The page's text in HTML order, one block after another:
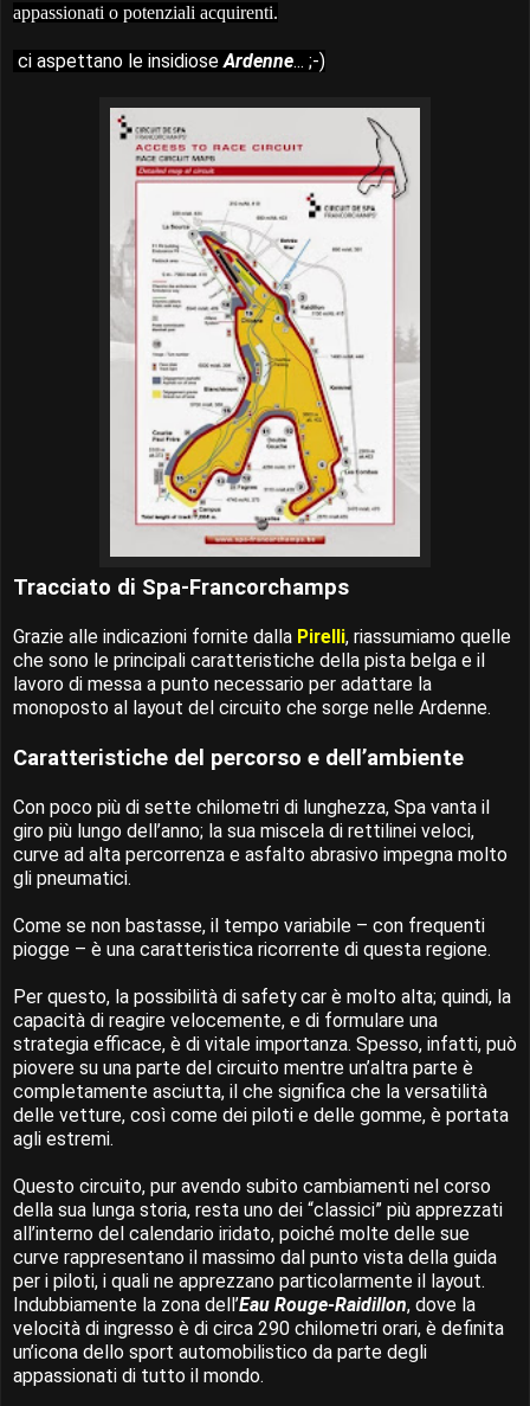
appassionati o potenziali acquirenti.
ci aspettano le insidioseArdenne... ;-)
Tracciato di Spa-Francorchamps
Grazie alle indicazioni fornite dalla Pirelli, riassumiamo quelle
che sono le principali caratteristiche della pista belga e il
lavoro di messa a punto necessario per adattare la
monoposto al layout del circuito che sorge nelle Ardenne.
Caratteristiche del percorso e dell’ambiente
Con poco più di sette chilometri di lunghezza, Spa vanta il
giro più lungo dell’anno; la sua miscela di rettilinei veloci,
curve ad alta percorrenza e asfalto abrasivo impegna molto
gli pneumatici.
Come se non bastasse, il tempo variabile – con frequenti
piogge – è una caratteristica ricorrente di questa regione.
Per questo, la possibilità di safety car è molto alta; quindi, la
capacità di reagire velocemente, e di formulare una
strategia efficace, è di vitale importanza. Spesso, infatti, può
piovere su una parte del circuito mentre un’altra parte è
completamente asciutta, il che significa che la versatilità
delle vetture, così come dei piloti e delle gomme, è portata
agli estremi.
Questo circuito, pur avendo subito cambiamenti nel corso
della sua lunga storia, resta uno dei “classici” più apprezzati
all’interno del calendario iridato, poiché molte delle sue
curve rappresentano il massimo dal punto vista della guida
per i piloti, i quali ne apprezzano particolarmente il layout.
Indubbiamente la zona dell’Eau Rouge-Raidillon, dove la
velocità di ingresso è di circa 290 chilometri orari, è definita
un’icona dello sport automobilistico da parte degli
appassionati di tutto il mondo.